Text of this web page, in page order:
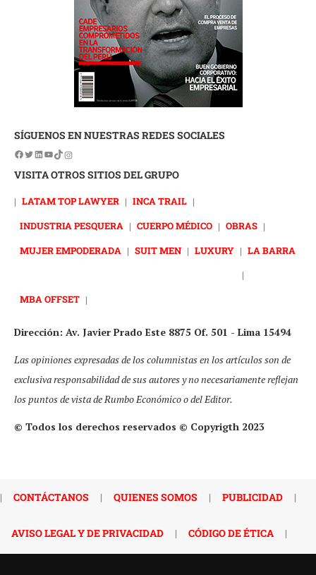
SÍGUENOS EN NUESTRAS REDES SOCIALES
VISITA OTROS SITIOS DEL GRUPO
| LATAM TOP LAWYER | INCA TRAIL |
INDUSTRIA PESQUERA | CUERPO MÉDICO | OBRAS |
MUJER EMPODERADA | SUIT MEN | LUXURY | LA BARRA
|
MBA OFFSET |
Dirección: Av. Javier Prado Este 8875 Of. 501 - Lima 15494
Las opiniones expresadas de los columnistas en los artículos son de
exclusiva responsabilidad de sus autores y no necesariamente reflejan
los puntos de vista de Rumbo Económico o del Editor.
© Todos los derechos reservados © Copyrigth 2023
| CONTÁCTANOS | QUIENES SOMOS | PUBLICIDAD |
AVISO LEGAL Y DE PRIVACIDAD | CÓDIGO DE ÉTICA |